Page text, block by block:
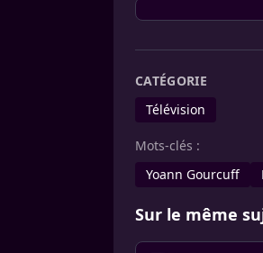
CATÉGORIE
Télévision
Mots-clés :
Yoann Gourcuff
Sur le même